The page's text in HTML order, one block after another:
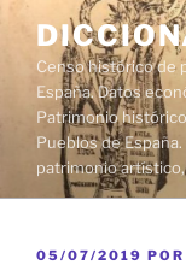
contenido
Censo histórico de
España. Datos
Patrimonio
Pueblos de
patrimonio
PUBLICADO
05/07/2019 POR